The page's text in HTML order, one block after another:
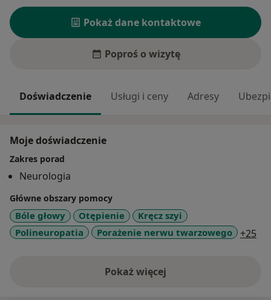
Pokaż dane kontaktowe
Poproś o wizytę
Doświadczenie Usługi i ceny Adresy
Moje doświadczenie
Zakres porad
Neurologia
Główne obszary pomocy
Bóle głowy Otępienie
Kręcz szyi
Polineuropatia
Porażenie nerwu twarzowego +25
Pokaż więcejo doświadczeniu